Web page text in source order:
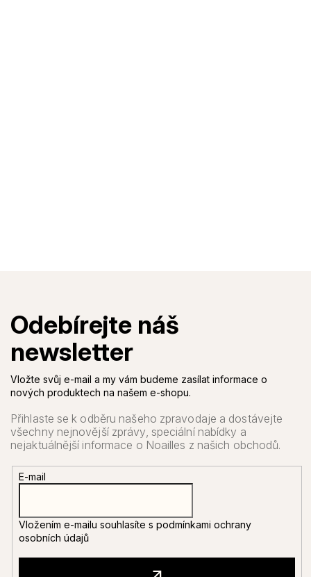
Vložte svůj e-mail a my vám budeme zasílat informace o
nových produktech na našem e-shopu.
E-mail
Vložením e-mailu souhlasíte s podmínkami ochrany
osobních údajů